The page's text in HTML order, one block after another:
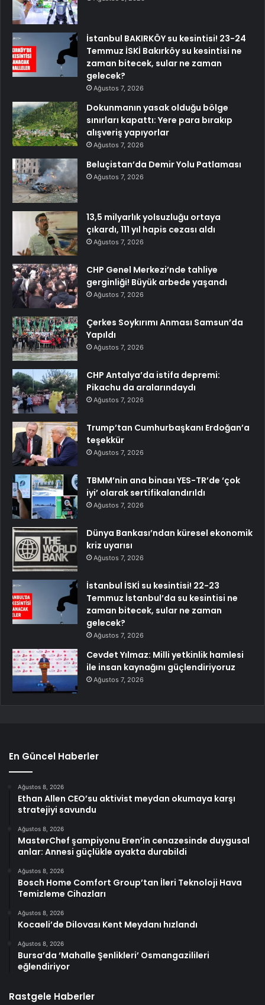
İstanbul BAKIRKÖY su kesintisi! 23-24
Temmuz İSKİ Bakırköy su kesintisi ne
zaman bitecek, sular ne zaman
gelecek?
Ağustos 7, 2026
Dokunmanın yasak olduğu bölge
sınırları kapattı: Yere para bırakıp
alışveriş yapıyorlar
Ağustos 7, 2026
Beluçistan’da Demir Yolu Patlaması
Ağustos 7, 2026
13,5 milyarlık yolsuzluğu ortaya
çıkardı, 111 yıl hapis cezası aldı
Ağustos 7, 2026
CHP Genel Merkezi’nde tahliye
gerginliği! Büyük arbede yaşandı
Ağustos 7, 2026
Çerkes Soykırımı Anması Samsun’da
Yapıldı
Ağustos 7, 2026
CHP Antalya’da istifa depremi:
Pikachu da aralarındaydı
Ağustos 7, 2026
Trump’tan Cumhurbaşkanı Erdoğan’a
teşekkür
Ağustos 7, 2026
TBMM’nin ana binası YES-TR’de ‘çok
iyi’ olarak sertifikalandırıldı
Ağustos 7, 2026
Dünya Bankası’ndan küresel ekonomik
kriz uyarısı
Ağustos 7, 2026
İstanbul İSKİ su kesintisi! 22-23
Temmuz İstanbul’da su kesintisi ne
zaman bitecek, sular ne zaman
gelecek?
Ağustos 7, 2026
Cevdet Yılmaz: Milli yetkinlik hamlesi
ile insan kaynağını güçlendiriyoruz
Ağustos 7, 2026
En Güncel Haberler
Ağustos 8, 2026
Ethan Allen CEO’su aktivist meydan okumaya karşı
stratejiyi savundu
Ağustos 8, 2026
MasterChef şampiyonu Eren’in cenazesinde duygusal
anlar: Annesi güçlükle ayakta durabildi
Ağustos 8, 2026
Bosch Home Comfort Group’tan İleri Teknoloji Hava
Temizleme Cihazları
Ağustos 8, 2026
Kocaeli’de Dilovası Kent Meydanı hızlandı
Ağustos 8, 2026
Bursa’da ‘Mahalle Şenlikleri’ Osmangazilileri
eğlendiriyor
Rastgele Haberler